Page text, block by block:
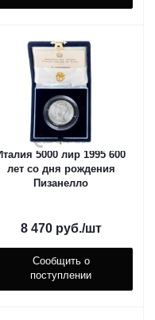
5000 лир 1995 600
лет со дня рождения
Пизанелло
8 470руб./шт
Сообщить о
поступлении